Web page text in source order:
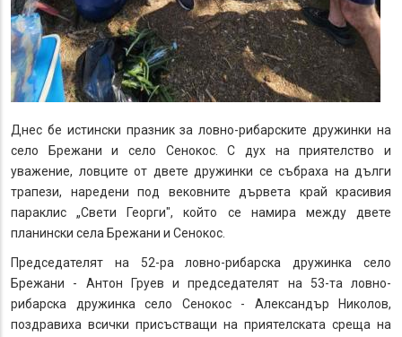
Днес бе истински празник за ловно-рибарските дружинки на
село Брежани и село Сенокос. С дух на приятелство и
уважение, ловците от двете дружинки се събраха на дълги
трапези, наредени под вековните дървета край красивия
параклис „Свети Георги", който се намира между двете
планински села Брежани и Сенокос.
Председателят на 52-ра ловно-рибарска дружинка село
Брежани - Антон Груев и председателят на 53-та ловно-
рибарска дружинка село Сенокос - Александър Николов,
поздравиха всички присъстващи на приятелската среща на